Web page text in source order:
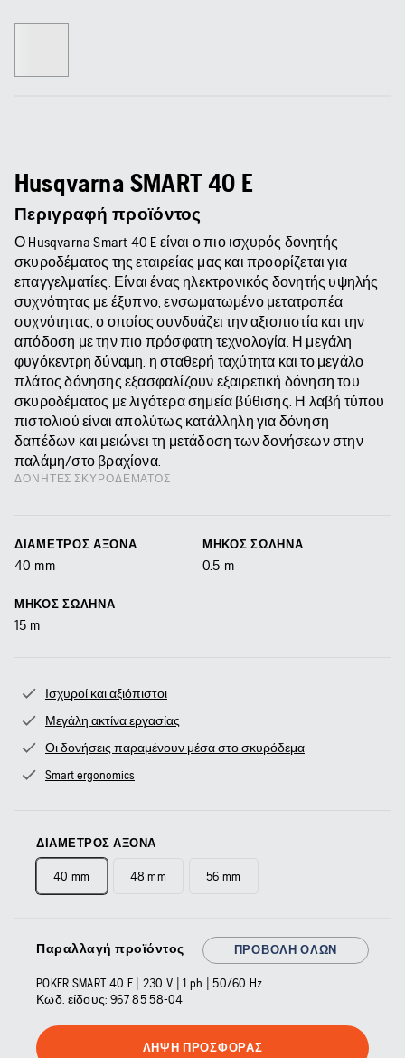
Husqvarna SMART 40 E
Περιγραφή προϊόντος
Ο Husqvarna Smart 40 E είναι ο πιο ισχυρός δονητής
σκυροδέματος της εταιρείας μας και προορίζεται για
επαγγελματίες. Είναι ένας ηλεκτρονικός δονητής υψηλής
συχνότητας με έξυπνο, ενσωματωμένο μετατροπέα
συχνότητας, ο οποίος συνδυάζει την αξιοπιστία και την
απόδοση με την πιο πρόσφατη τεχνολογία. Η μεγάλη
φυγόκεντρη δύναμη, η σταθερή ταχύτητα και το μεγάλο
πλάτος δόνησης εξασφαλίζουν εξαιρετική δόνηση του
σκυροδέματος με λιγότερα σημεία βύθισης. Η λαβή τύπου
πιστολιού είναι απολύτως κατάλληλη για δόνηση
δαπέδων και μειώνει τη μετάδοση των δονήσεων στην
παλάμη/στο βραχίονα.
ΔΟΝΗΤΈΣ ΣΚΥΡΟΔΈΜΑΤΟΣ
ΔΙΆΜΕΤΡΟΣ ΆΞΟΝΑ
40 mm
ΜΉΚΟΣ ΣΩΛΉΝΑ
0.5 m
ΜΉΚΟΣ ΣΩΛΉΝΑ
15 m
Ισχυροί και αξιόπιστοι
Μεγάλη ακτίνα εργασίας
Οι δονήσεις παραμένουν μέσα στο σκυρόδεμα
Smart ergonomics
ΔΙΆΜΕΤΡΟΣ ΆΞΟΝΑ
40 mm 48 mm 56 mm
Παραλλαγή προϊόντος ΠΡΟΒΟΛΉ ΌΛΩΝ
POKER SMART 40 E | 230 V | 1 ph | 50/60 Hz
Κωδ. είδους: 967 85 58‑04
ΛΉΨΗ ΠΡΟΣΦΟΡΆΣ